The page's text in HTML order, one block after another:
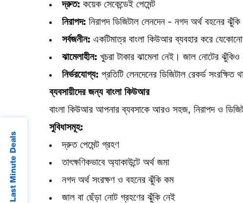
Last Minute Deals
দ্রুত: কয়েক সেকেন্ডেই পেমেন্ট
নিরাপদ: নিরাপদ ডিজিটাল লেনদেন - নগদ অর্থ বহনের ঝুঁকি
সর্বজনীন: একটিমাত্র বাংলা কিউআর ব্যবহার করে যেকোনো
ঝামেলাহীন: খুচরা টাকার ঝামেলা নেই। জাল নোটের ঝুঁকিও
নির্ভরযোগ্য: প্রতিটি লেনদেনের ডিজিটাল রেকর্ড সংরক্ষিত
ব্যবসায়ীদের জন্য বাংলা কিউআর
বাংলা কিউআর আপনার ব্যবসাকে আরও সহজ, নিরাপদ ও
সুবিধাসমূহ:
দ্রুত পেমেন্ট গ্রহণ
তাৎক্ষণিকভাবে অ্যাকাউন্টে অর্থ জমা
নগদ অর্থ সংরক্ষণ ও বহনের ঝুঁকি কম
জাল বা ছেঁড়া নোট গ্রহণের ঝুঁকি নেই